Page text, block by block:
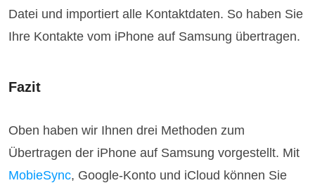
Datei und importiert alle Kontaktdaten. So haben Sie
Ihre Kontakte vom iPhone auf Samsung übertragen.
Fazit
Oben haben wir Ihnen drei Methoden zum
Übertragen der iPhone auf Samsung vorgestellt. Mit
MobieSync, Google-Konto und iCloud können Sie